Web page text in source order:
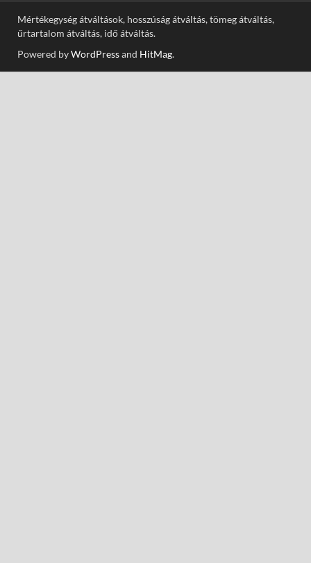
Mértékegység átváltások, hosszúság átváltás, tömeg átváltás,
űrtartalom átváltás, idő átváltás.
Powered byWordPressand HitMag.